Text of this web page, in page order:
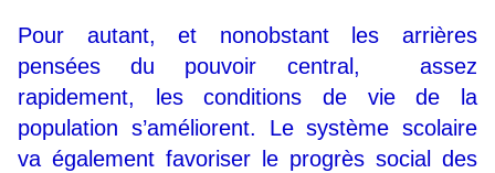
Pour autant, et nonobstant les arrières
pensées du pouvoir central, assez
rapidement, les conditions de vie de la
population s’améliorent. Le système scolaire
va également favoriser le progrès social des